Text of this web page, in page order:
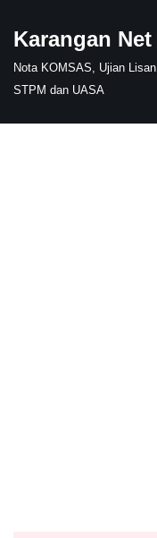
Skip
to
content
Karangan Net
Nota KOMSAS, Ujian
STPM dan UASA